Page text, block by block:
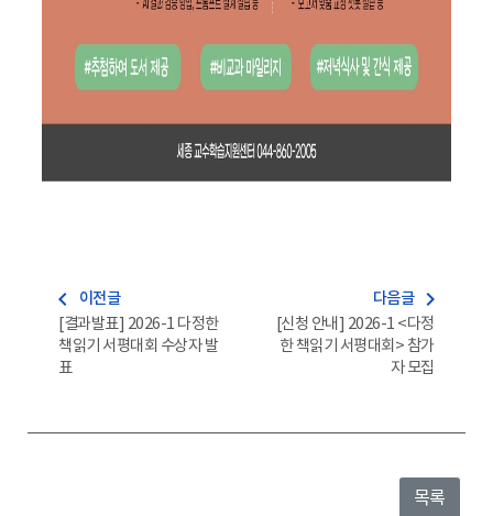
navigate_before
이전글
[결과발표] 2026-1 다정한
책읽기 서평대회 수상자 발
표
다음글 navigate_next
[신청 안내] 2026-1 <다정
한 책읽기 서평대회> 참가
자 모집
목록